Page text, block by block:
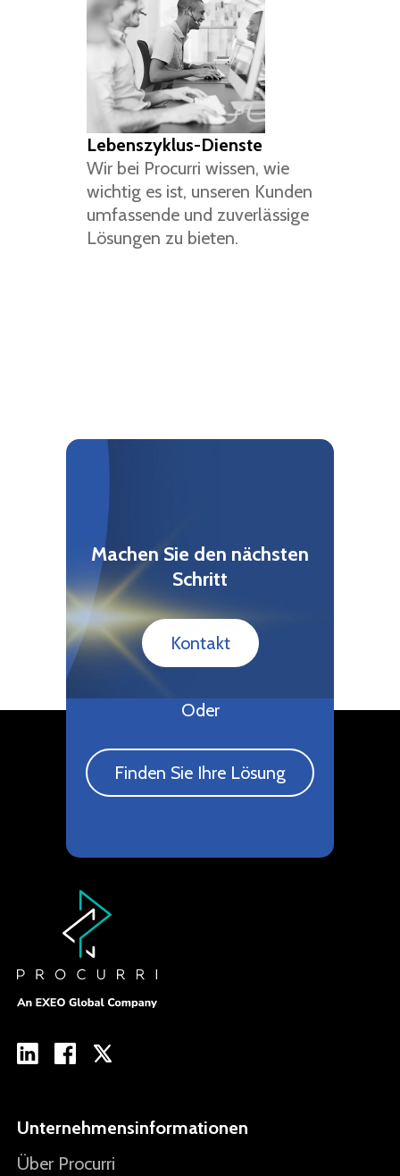
Lebenszyklus-Dienste
Wir bei Procurri wissen, wie
wichtig es ist, unseren Kunden
umfassende und zuverlässige
Lösungen zu bieten.
Machen Sie den nächsten
Schritt
Kontakt
Oder
Finden Sie Ihre Lösung
Unternehmensinformationen
Über Procurri